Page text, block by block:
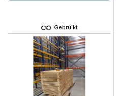
Gebruikt